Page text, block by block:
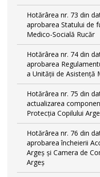
Hotărârea nr. 73 din
aprobarea Statului de
Medico-Socială Rucăr
Hotărârea nr. 74 din
aprobarea
a Unității de Asistență
Hotărârea nr. 75 din
actualizarea
Protecția Copilului
Hotărârea nr. 76 din
aprobarea încheierii
Argeș și Camera de
Argeș